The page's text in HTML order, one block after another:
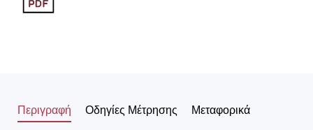
Περιγραφή Οδηγίες Μέτρησης Μεταφορικά